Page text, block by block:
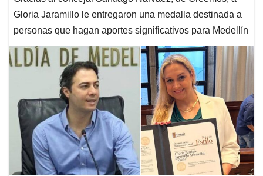
Gloria Jaramillo le entregaron una medalla destinada a
personas que hagan aportes significativos para Medellín